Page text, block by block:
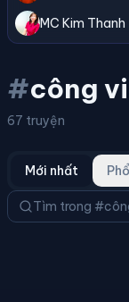
MC Kim Thanh
#công
67 truyện
Mới nhất